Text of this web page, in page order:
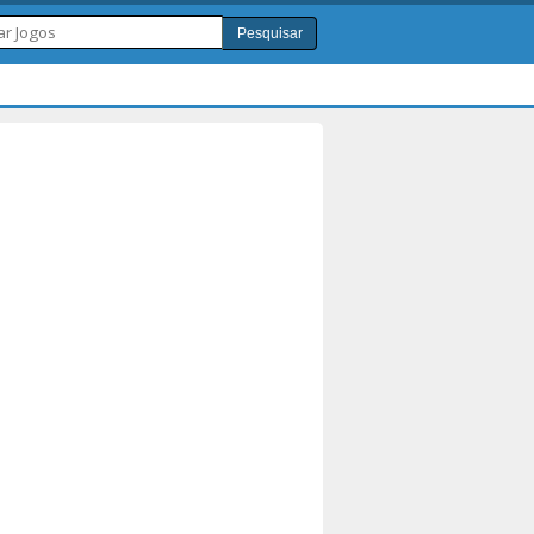
Pesquisar